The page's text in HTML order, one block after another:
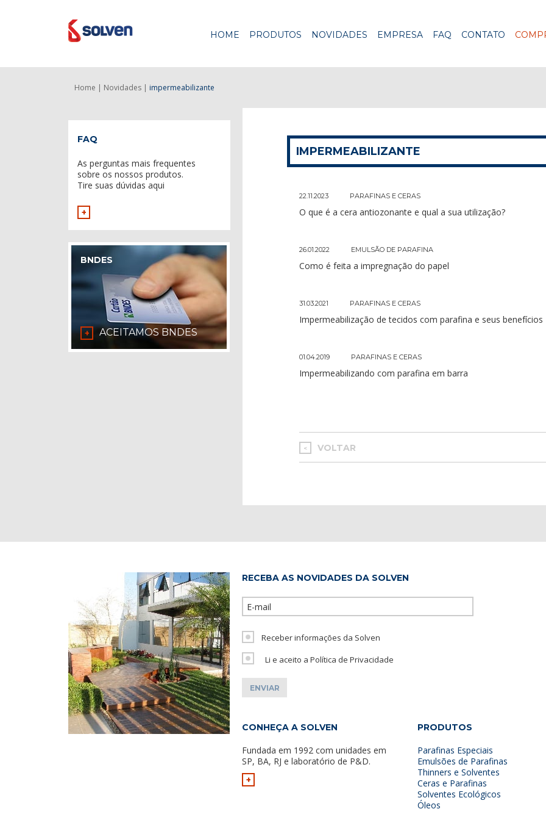
HOME PRODUTOS NOVIDADES EMPRESA FAQ CONTATO
Home | Novidades | impermeabilizante
FAQ
As perguntas mais frequentes
sobre os nossos produtos.
Tire suas dúvidas aqui
+
BNDES
+ ACEITAMOS BNDES
IMPERMEABILIZANTE
22.11.2023 PARAFINAS E CERAS
O que é a cera antiozonante e qual a sua utilização?
26.01.2022 EMULSÃO DE PARAFINA
Como é feita a impregnação do papel
31.03.2021 PARAFINAS E CERAS
Impermeabilização de tecidos com parafina e seus benefícios
01.04.2019 PARAFINAS E CERAS
Impermeabilizando com parafina em barra
< VOLTAR
RECEBA AS NOVIDADES DA SOLVEN
Receber informações da Solven
Li e aceito a Política de Privacidade
CONHEÇA A SOLVEN
Fundada em 1992 com unidades em
SP, BA, RJ e laboratório de P&D.
+
PRODUTOS
Parafinas Especiais
Emulsões de Parafinas
Thinners e Solventes
Ceras e Parafinas
Solventes Ecológicos
Óleos